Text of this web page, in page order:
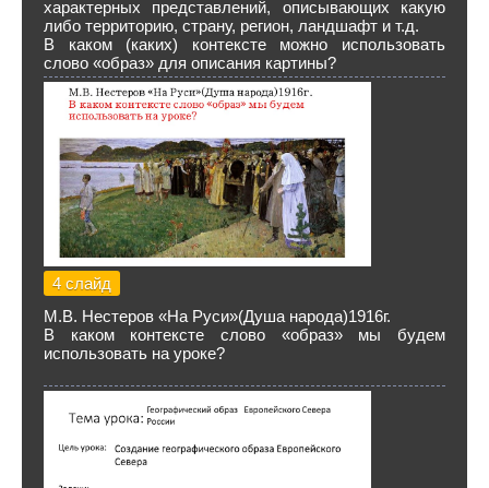
характерных представлений, описывающих какую
либо территорию, страну, регион, ландшафт и т.д.
В каком (каких) контексте можно использовать
слово «образ» для описания картины?
4 слайд
М.В. Нестеров «На Руси»(Душа народа)1916г.
В каком контексте слово «образ» мы будем
использовать на уроке?